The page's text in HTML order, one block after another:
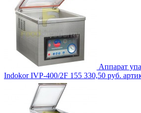
Аппарат
Indokor IVP-400/2F 155 330,50 руб.